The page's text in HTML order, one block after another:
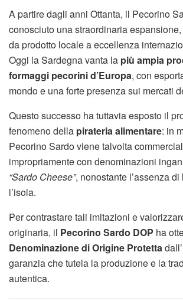
A partire dagli anni Ottanta, il Pecorino
conosciuto una straordinaria
da prodotto locale a eccellenza
Oggi la Sardegna vanta la più ampia
formaggi pecorini d’Europa, con
mondo e una forte presenza sui mercati
Questo successo ha tuttavia esposto il
fenomeno della pirateria alimentare: in
Pecorino Sardo viene talvolta
impropriamente con denominazioni
“Sardo Cheese”, nonostante l’assenza
l’isola.
Per contrastare tali imitazioni e
originaria, il Pecorino Sardo DOP ha
Denominazione di Origine Protetta
garanzia che tutela la produzione e la
autentica.